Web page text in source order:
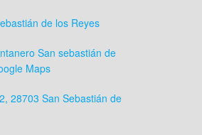
de los Reyes
San sebastián de
Maps
28703 San Sebastián de